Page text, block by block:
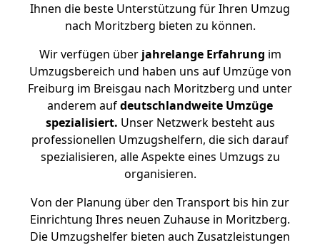
Ihnen die beste Unterstützung für Ihren Umzug
nach Moritzberg bieten zu können.
Wir verfügen überjahrelange Erfahrung im
Umzugsbereich und haben uns auf Umzüge von
Freiburg im Breisgau nach Moritzberg und unter
anderem aufdeutschlandweite Umzüge
spezialisiert. Unser Netzwerk besteht aus
professionellen Umzugshelfern, die sich darauf
spezialisieren, alle Aspekte eines Umzugs zu
organisieren.
Von der Planung über den Transport bis hin zur
Einrichtung Ihres neuen Zuhause in Moritzberg.
Die Umzugshelfer bieten auch Zusatzleistungen